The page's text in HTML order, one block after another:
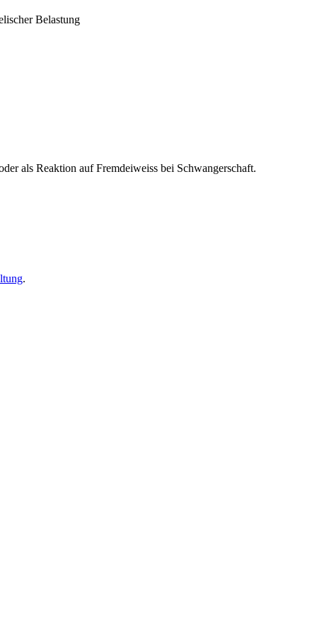
Belastung
als Reaktion auf Fremdeiweiss bei Schwangerschaft.
.